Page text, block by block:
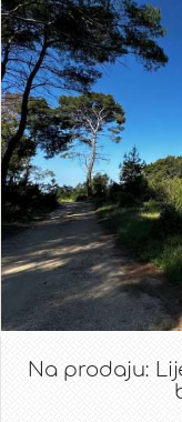
Na prodaju: